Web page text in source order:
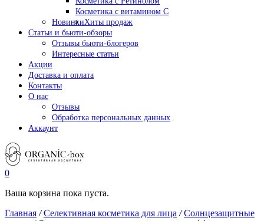
Косметика с витамином С
НовинкиХиты продаж
Статьи и бьюти-обзоры
Отзывы бьюти-блогеров
Интересные статьи
Акции
Доставка и оплата
Контакты
О нас
Отзывы
Обработка персональных данных
Аккаунт
0
Ваша корзина пока пуста.
Главная /Селективная косметика для лица /Солнцезащитные